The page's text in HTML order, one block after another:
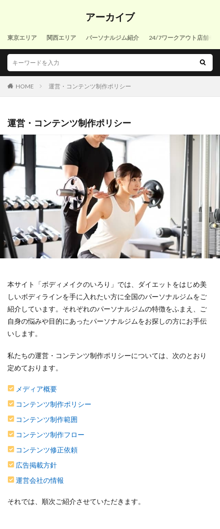
アーカイブ
東京エリア 関西エリア パーソナルジム紹介 24/7ワークアウト店舗
HOME 運営・コンテンツ制作ポリシー
運営・コンテンツ制作ポリシー
本サイト「ボディメイクのいろり」では、ダイエットをはじめ美
しいボディラインを手に入れたい方に全国のパーソナルジムをご
紹介しています。それぞれのパーソナルジムの特徴をふまえ、ご
自身の悩みや目的にあったパーソナルジムをお探しの方にお手伝
いします。
私たちの運営・コンテンツ制作ポリシーについては、次のとおり
定めております。
メディア概要
コンテンツ制作ポリシー
コンテンツ制作範囲
コンテンツ制作フロー
コンテンツ修正依頼
広告掲載方針
運営会社の情報
それでは、順次ご紹介させていただきます。